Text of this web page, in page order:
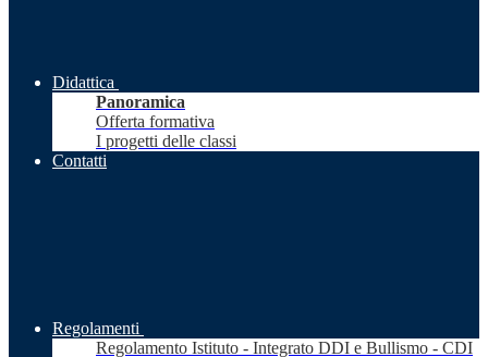
Didattica
Panoramica
Offerta formativa
I progetti delle classi
Contatti
Regolamenti
Regolamento Istituto - Integrato DDI e Bullismo - CDI